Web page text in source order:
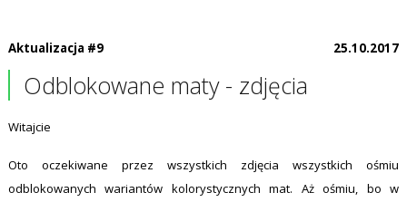
Aktualizacja #9 25.10.2017
Odblokowane maty - zdjęcia
Witajcie
Oto oczekiwane przez wszystkich zdjęcia wszystkich ośmiu
odblokowanych wariantów kolorystycznych mat. Aż ośmiu, bo w